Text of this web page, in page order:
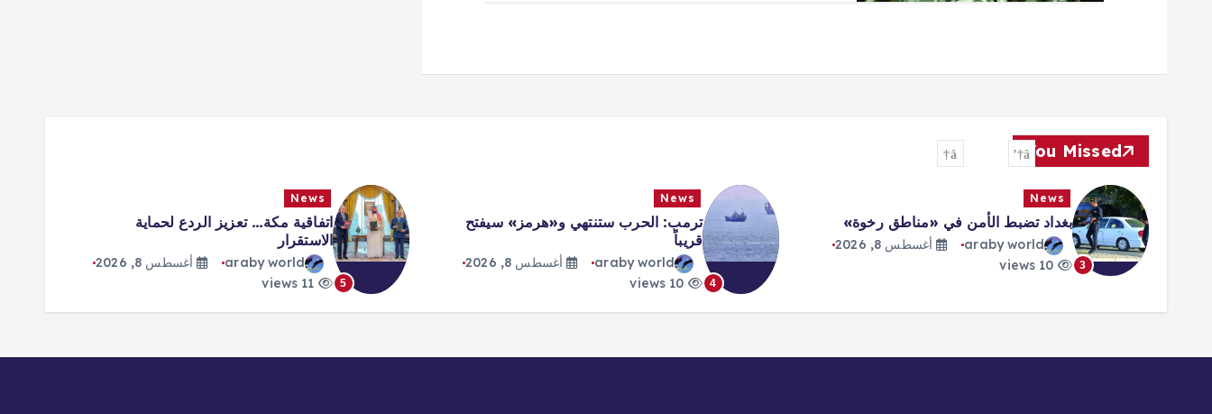
You Missed
3
News
بغداد تضبط الأمن في «مناطق رخوة»
araby world
أغسطس 8, 2026
4
News
ترمب: الحرب ستنتهي و«هرمز» سيفتح
قريباً
araby world
أغسطس 8, 2026
5
News
اتفاقية مكة… تعزيز الردع لحماية
الاستقرار
araby world
أغسطس 8, 2026